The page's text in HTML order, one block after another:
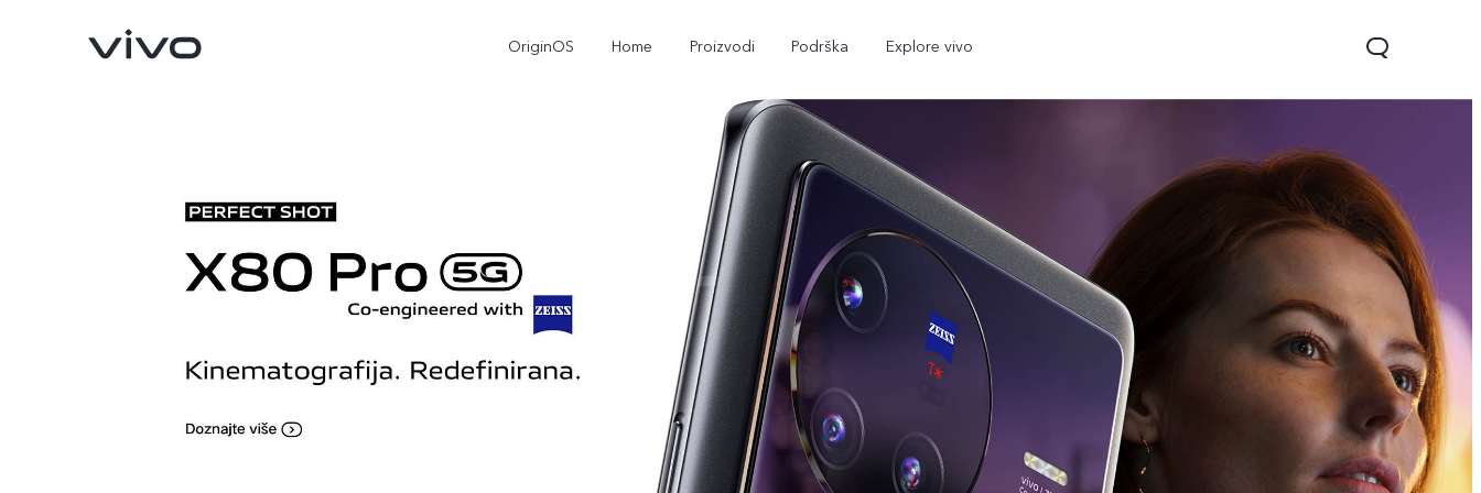
OriginOS Home Proizvodi Podrška Explore vivo
X90 Pro novo X80 Lite novo Y35 Y22s Y16